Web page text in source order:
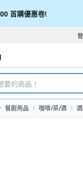
首購優惠卷!
餐廚用品 咖啡/茶/酒